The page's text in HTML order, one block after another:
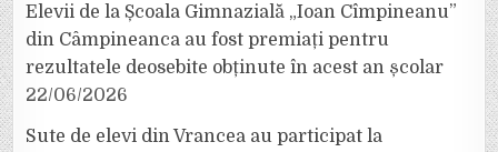
Elevii de la Școala Gimnazială „Ioan Cîmpineanu”
din Câmpineanca au fost premiați pentru
rezultatele deosebite obținute în acest an școlar
22/06/2026
Sute de elevi din Vrancea au participat la